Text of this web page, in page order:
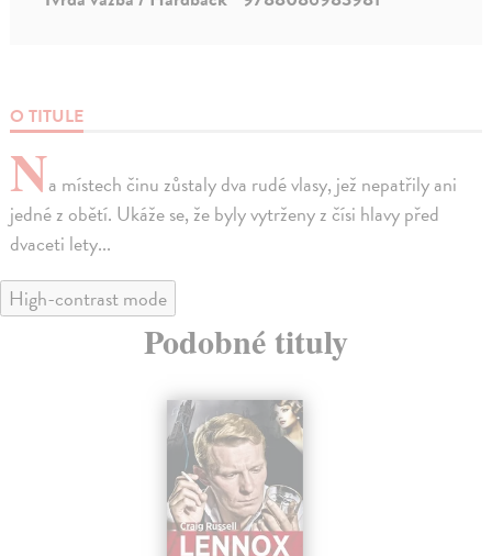
O TITULE
Na místech činu zůstaly dva rudé vlasy, jež nepatřily ani
jedné z obětí. Ukáže se, že byly vytrženy z čísi hlavy před
dvaceti lety...
High-contrast mode
Podobné tituly